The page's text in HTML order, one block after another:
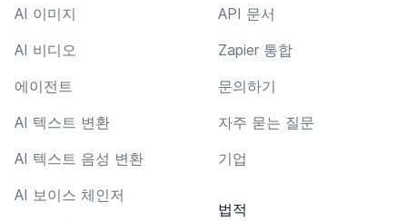
AI 이미지
AI 비디오
에이전트
AI 텍스트 변환
AI 텍스트 음성 변환
AI 보이스 체인저
API 문서
Zapier 통합
문의하기
자주 묻는 질문
기업
법적